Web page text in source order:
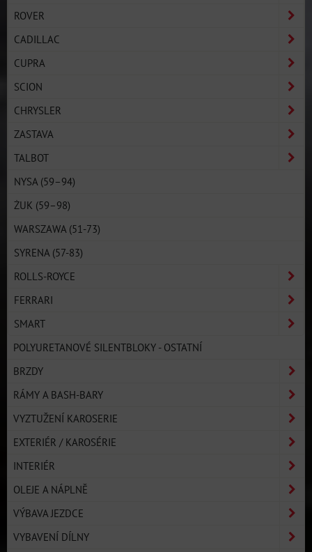
ROVER
CADILLAC
CUPRA
SCION
CHRYSLER
ZASTAVA
TALBOT
NYSA (59–94)
ŻUK (59–98)
WARSZAWA (51-73)
SYRENA (57-83)
ROLLS-ROYCE
FERRARI
SMART
POLYURETANOVÉ SILENTBLOKY - OSTATNÍ
BRZDY
RÁMY A BASH-BARY
VYZTUŽENÍ KAROSERIE
EXTERIÉR / KAROSÉRIE
INTERIÉR
OLEJE A NÁPLNĚ
VÝBAVA JEZDCE
VYBAVENÍ DÍLNY